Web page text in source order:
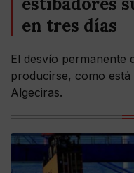
en tres días
El desvío permanente
producirse, como
Algeciras.